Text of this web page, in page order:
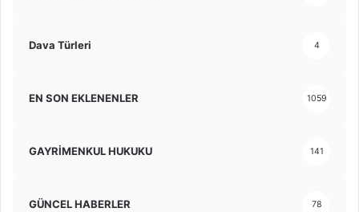
Dava Türleri 4
EN SON EKLENENLER 1059
GAYRİMENKUL HUKUKU 141
GÜNCEL HABERLER 78